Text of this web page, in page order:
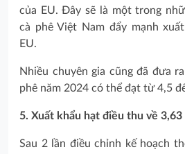
của EU. Đây sẽ là một trong
cà phê Việt Nam đẩy mạnh
EU.
Nhiều chuyên gia cũng đã đưa
phê năm 2024 có thể đạt từ 4,5
5. Xuất khẩu hạt điều thu về 3,63
Sau 2 lần điều chỉnh kế hoạch